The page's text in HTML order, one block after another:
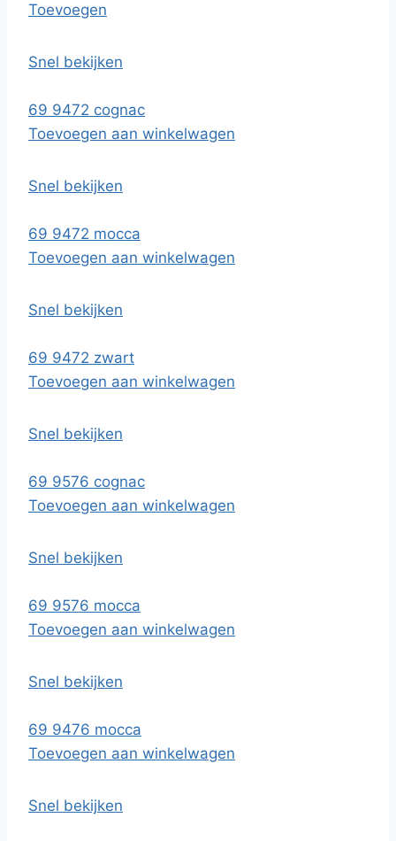
Toevoegen
Snel bekijken
69 9472 cognac
Toevoegen aan winkelwagen
Snel bekijken
69 9472 mocca
Toevoegen aan winkelwagen
Snel bekijken
69 9472 zwart
Toevoegen aan winkelwagen
Snel bekijken
69 9576 cognac
Toevoegen aan winkelwagen
Snel bekijken
69 9576 mocca
Toevoegen aan winkelwagen
Snel bekijken
69 9476 mocca
Toevoegen aan winkelwagen
Snel bekijken